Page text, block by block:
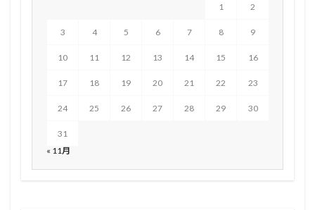
1 2
3 4 5 6 7 8 9
10 11 12 13 14 15 16
17 18 19 20 21 22 23
24 25 26 27 28 29 30
31
« 11月